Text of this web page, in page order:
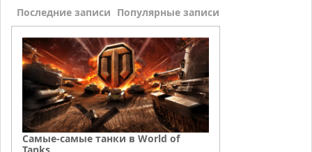
Последние записи Популярные записи
Самые-самые танки в World of